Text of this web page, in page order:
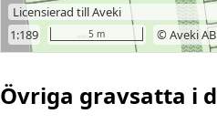
Övriga gravsatta i